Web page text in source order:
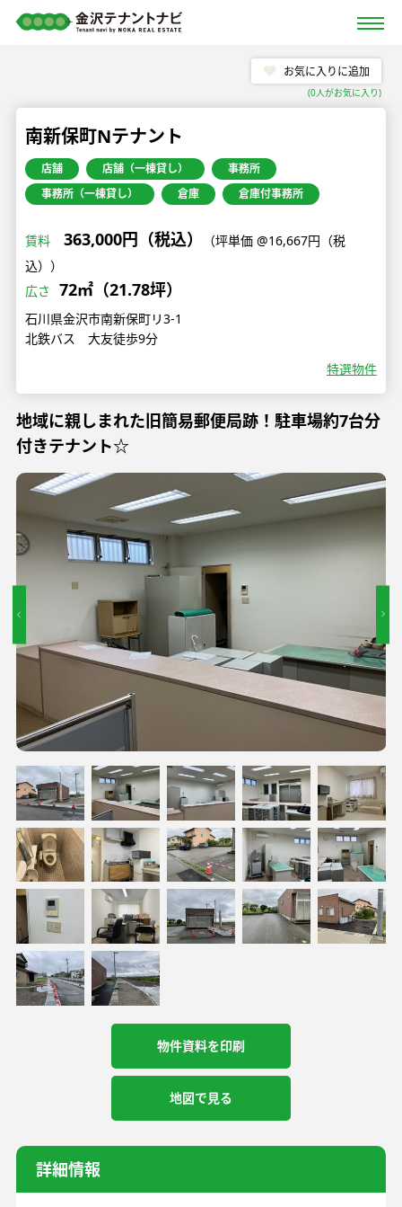
お気に入りに追加
(0人がお気に入り)
南新保町Nテナント
店舗 店舗（一棟貸し）
事務所
事務所（一棟貸し）
倉庫 倉庫付事務所
賃料 363,000円（税込）
（坪単価 @16,667円（税
込））
広さ
72㎡（21.78坪）
石川県金沢市南新保町リ3-1
北鉄バス 大友徒歩9分
特選物件
地域に親しまれた旧簡易郵便局跡！駐車場約7台分
付きテナント☆
物件資料を印刷
地図で見る
詳細情報